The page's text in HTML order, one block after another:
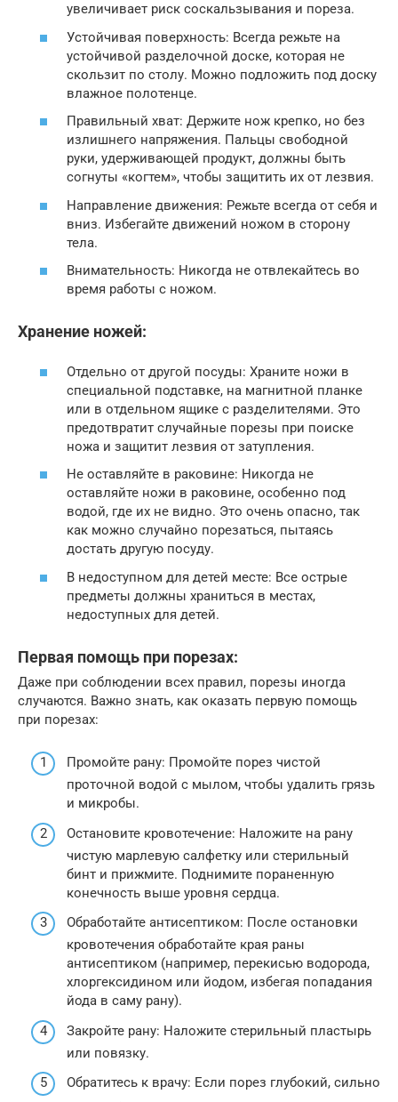
увеличивает риск соскальзывания и пореза.
Устойчивая поверхность: Всегда режьте на
устойчивой разделочной доске, которая не
скользит по столу. Можно подложить под доску
влажное полотенце.
Правильный хват: Держите нож крепко, но без
излишнего напряжения. Пальцы свободной
руки, удерживающей продукт, должны быть
согнуты «когтем», чтобы защитить их от лезвия.
Направление движения: Режьте всегда от себя и
вниз. Избегайте движений ножом в сторону
тела.
Внимательность: Никогда не отвлекайтесь во
время работы с ножом.
Хранение ножей:
Отдельно от другой посуды: Храните ножи в
специальной подставке, на магнитной планке
или в отдельном ящике с разделителями. Это
предотвратит случайные порезы при поиске
ножа и защитит лезвия от затупления.
Не оставляйте в раковине: Никогда не
оставляйте ножи в раковине, особенно под
водой, где их не видно. Это очень опасно, так
как можно случайно порезаться, пытаясь
достать другую посуду.
В недоступном для детей месте: Все острые
предметы должны храниться в местах,
недоступных для детей.
Первая помощь при порезах:
Даже при соблюдении всех правил, порезы иногда
случаются. Важно знать, как оказать первую помощь
при порезах:
Промойте рану: Промойте порез чистой
проточной водой с мылом, чтобы удалить грязь
и микробы.
Остановите кровотечение: Наложите на рану
чистую марлевую салфетку или стерильный
бинт и прижмите. Поднимите пораненную
конечность выше уровня сердца.
Обработайте антисептиком: После остановки
кровотечения обработайте края раны
антисептиком (например, перекисью водорода,
хлоргексидином или йодом, избегая попадания
йода в саму рану).
Закройте рану: Наложите стерильный пластырь
или повязку.
Обратитесь к врачу: Если порез глубокий, сильно